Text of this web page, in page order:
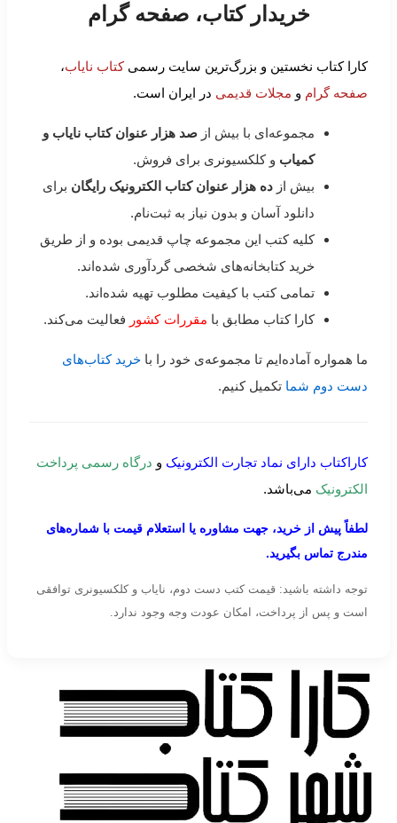
خریدار کتاب، صفحه گرام
کارا کتاب نخستین و بزرگ‌ترین سایت رسمیکتاب نایاب،
صفحه گرام و مجلات قدیمی در ایران است.
مجموعه‌ای با بیش از صد هزار عنوان کتاب نایاب و
کمیاب و کلکسیونری برای فروش.
بیش از ده هزار عنوان کتاب الکترونیک رایگان برای
دانلود آسان و بدون نیاز به ثبت‌نام.
کلیه کتب این مجموعه چاپ قدیمی بوده و از طریق
خرید کتابخانه‌های شخصی گردآوری شده‌اند.
تمامی کتب با کیفیت مطلوب تهیه شده‌اند.
کارا کتاب مطابق با مقررات کشور فعالیت می‌کند.
ما همواره آماده‌ایم تا مجموعه‌ی خود را با خرید کتاب‌های
دست دوم شما تکمیل کنیم.
کاراکتاب دارای نماد تجارت الکترونیک و درگاه رسمی پرداخت
الکترونیک می‌باشد.
لطفاً پیش از خرید، جهت مشاوره یا استعلام قیمت با شماره‌های
مندرج تماس بگیرید.
توجه داشته باشید: قیمت کتب دست دوم، نایاب و کلکسیونری توافقی
است و پس از پرداخت، امکان عودت وجه وجود ندارد.